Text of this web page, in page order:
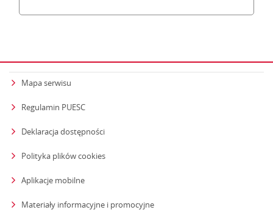
Mapa serwisu
Regulamin PUESC
Deklaracja dostępności
Polityka plików cookies
Aplikacje mobilne
Materiały informacyjne i promocyjne